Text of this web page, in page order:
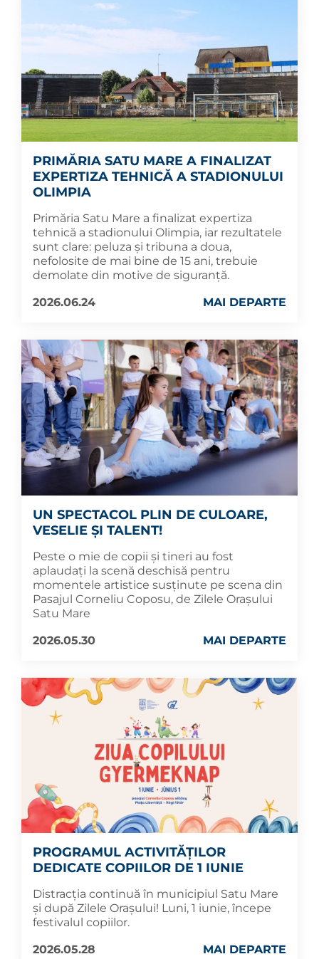
PRIMĂRIA SATU MARE A FINALIZAT
EXPERTIZA TEHNICĂ A STADIONULUI
OLIMPIA
Primăria Satu Mare a finalizat expertiza
tehnică a stadionului Olimpia, iar rezultatele
sunt clare: peluza și tribuna a doua,
nefolosite de mai bine de 15 ani, trebuie
demolate din motive de siguranță.
2026.06.24
MAI DEPARTE
UN SPECTACOL PLIN DE CULOARE,
VESELIE ȘI TALENT!
Peste o mie de copii și tineri au fost
aplaudați la scenă deschisă pentru
momentele artistice susținute pe scena din
Pasajul Corneliu Coposu, de Zilele Orașului
Satu Mare
2026.05.30
MAI DEPARTE
PROGRAMUL ACTIVITĂȚILOR
DEDICATE COPIILOR DE 1 IUNIE
Distracția continuă în municipiul Satu Mare
și după Zilele Orașului! Luni, 1 iunie, începe
festivalul copiilor.
2026.05.28
MAI DEPARTE